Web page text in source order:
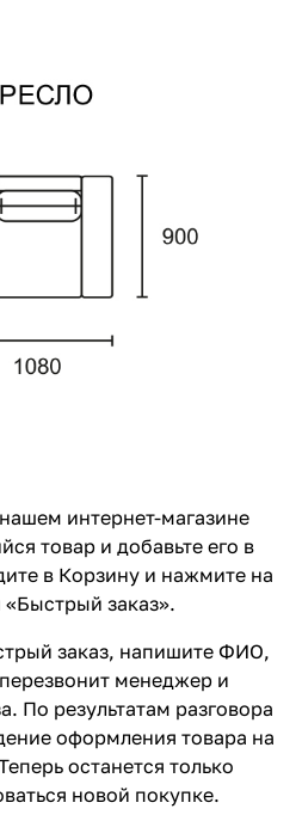
интернет-магазине
товар и добавьте его в
в Корзину и нажмите на
заказ».
заказ, напишите ФИО,
менеджер и
По результатам разговора
оформления товара на
останется только
новой покупке.